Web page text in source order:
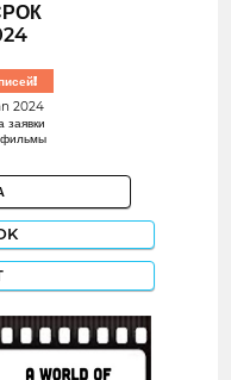
2024
заявки